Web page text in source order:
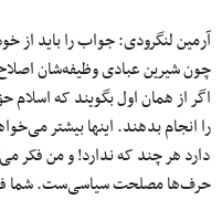
آرمین لنگرودی: جواب را باید از
چون شیرین عبادی وظیفه‌شان
اگر از همان اول بگویند که
را انجام بدهند. اینها بیشتر
دارد هر چند که ندارد! و من فکر
حرف‌ها مصلحت سیاسی‌ست. شما